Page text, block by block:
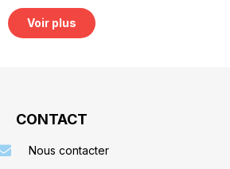
Voir plus
CONTACT
Nous contacter